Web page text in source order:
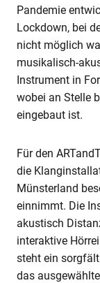
Pandemie
Lockdown, bei
nicht möglich
musikalisch-
Instrument in
wobei an Stelle
eingebaut ist.
Für den
die
Münsterland
einnimmt. Die
akustisch
interaktive
steht ein
das